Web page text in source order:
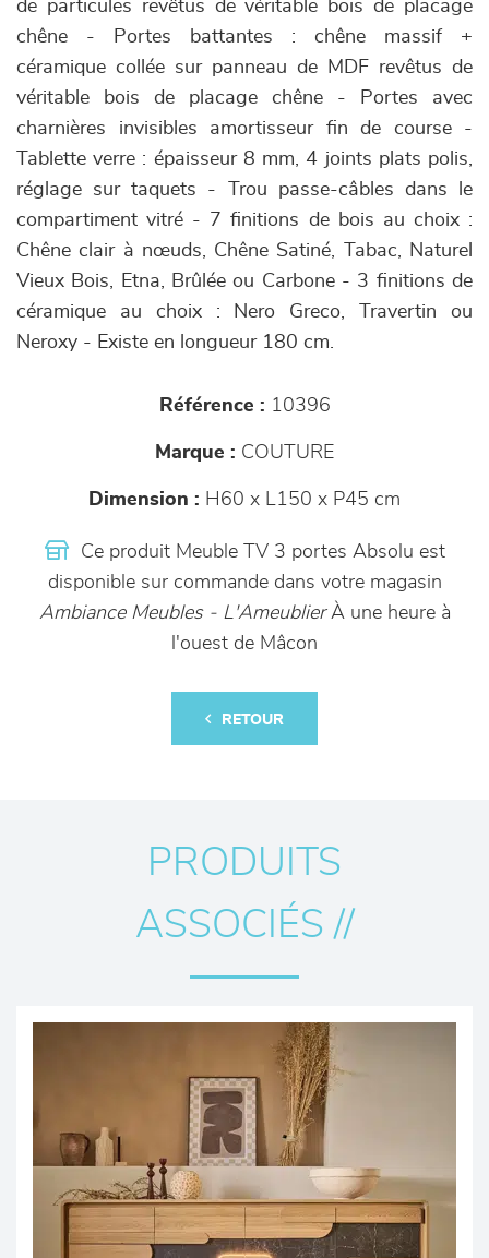
de particules revêtus de véritable bois de placage
chêne - Portes battantes : chêne massif +
céramique collée sur panneau de MDF revêtus de
véritable bois de placage chêne - Portes avec
charnières invisibles amortisseur fin de course -
Tablette verre : épaisseur 8 mm, 4 joints plats polis,
réglage sur taquets - Trou passe-câbles dans le
compartiment vitré - 7 finitions de bois au choix :
Chêne clair à nœuds, Chêne Satiné, Tabac, Naturel
Vieux Bois, Etna, Brûlée ou Carbone - 3 finitions de
céramique au choix : Nero Greco, Travertin ou
Neroxy - Existe en longueur 180 cm.
Référence : 10396
Marque : COUTURE
Dimension : H60 x L150 x P45 cm
Ce produit Meuble TV 3 portes Absolu est
disponible sur commande dans votre magasin
Ambiance Meubles - L'AmeublierÀ une heure à
l'ouest de Mâcon
RETOUR
PRODUITS
ASSOCIÉS //